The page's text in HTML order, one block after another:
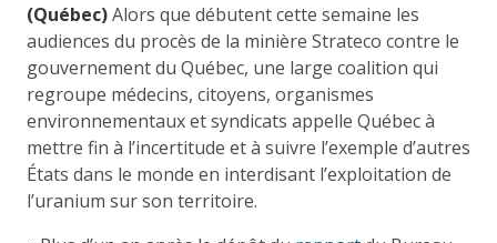
(Québec)Alors que débutent cette semaine les
audiences du procès de la minière Strateco contre le
gouvernement du Québec, une large coalition qui
regroupe médecins, citoyens, organismes
environnementaux et syndicats appelle Québec à
mettre fin à l’incertitude et à suivre l’exemple d’autres
États dans le monde en interdisant l’exploitation de
l’uranium sur son territoire.